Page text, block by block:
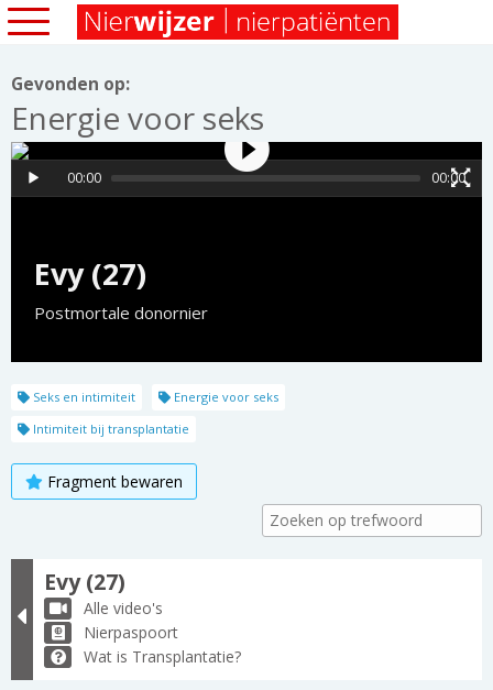
Gevonden op:
Energie voor seks
Evy (27)
Postmortale donornier
00:00 00:00
Seks en intimiteit
Energie voor seks
Intimiteit bij transplantatie
Fragment bewaren
Evy (27)
Alle video's
Nierpaspoort
Wat is Transplantatie?